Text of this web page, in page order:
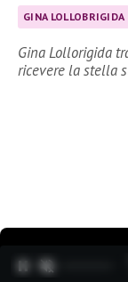
GINA LOLLOBRIGIDA
Gina Lollorigida
ricevere la stella